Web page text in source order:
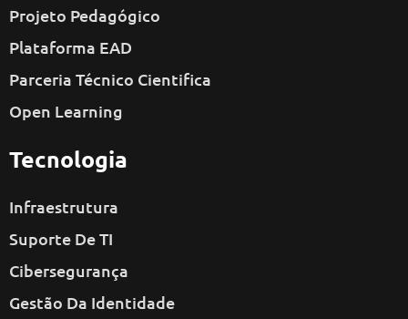
Projeto Pedagógico
Plataforma EAD
Parceria Técnico Cientifica
Open Learning
Tecnologia
Infraestrutura
Suporte De TI
Cibersegurança
Gestão Da Identidade